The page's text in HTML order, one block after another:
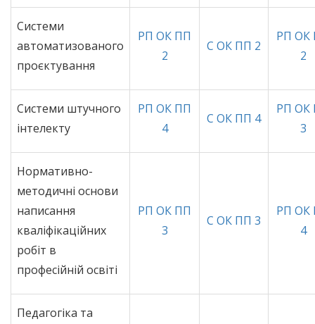
Системи
автоматизованого
проєктування
РП ОК ПП
2
С ОК ПП 2
РП ОК
2
Системи штучного
інтелекту
РП ОК ПП
4
С ОК ПП 4
РП ОК
3
Нормативно-
методичні основи
написання
кваліфікаційних
робіт в
професійній освіті
РП ОК ПП
3
С ОК ПП 3
РП ОК
4
Педагогіка та